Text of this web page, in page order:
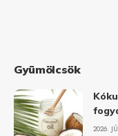
Gyümölcsök
2026.